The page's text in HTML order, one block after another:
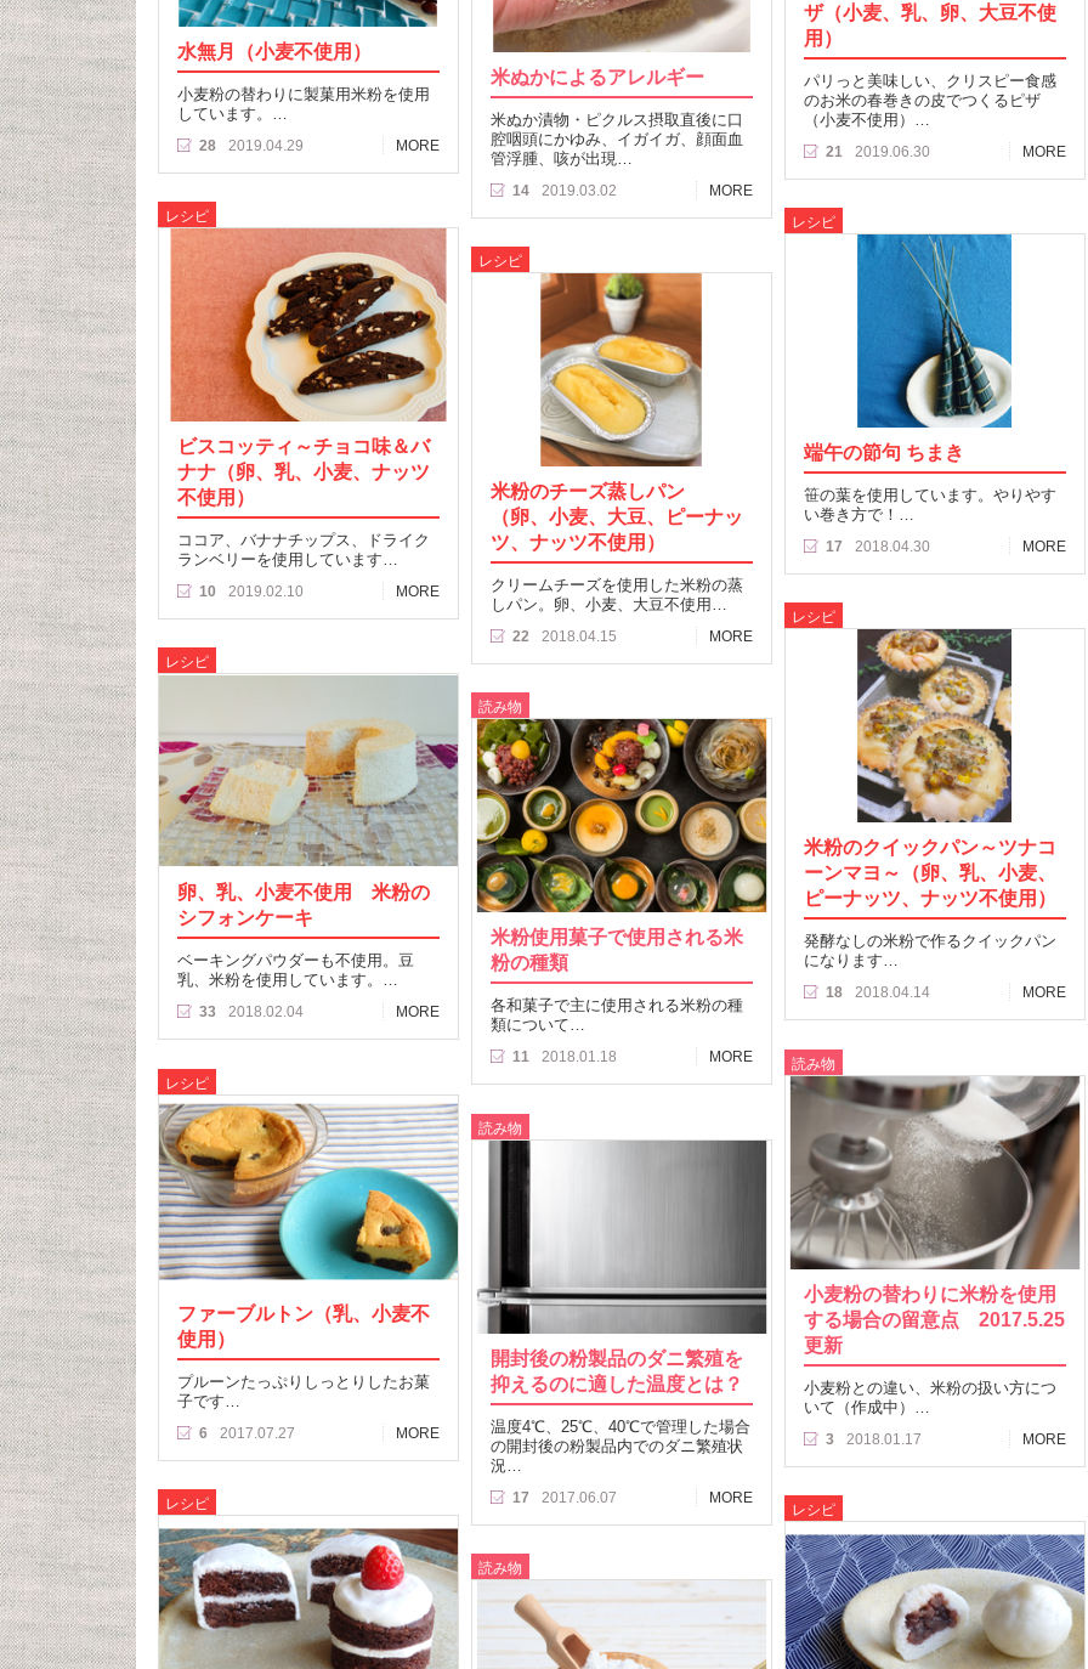
ザ（小麦、乳、卵、大豆不使
用）
パリっと美味しい、クリスピー食感
のお米の春巻きの皮でつくるピザ
（小麦不使用）…
21 2019.06.30 MORE
水無月（小麦不使用）
小麦粉の替わりに製菓用米粉を使用
しています。…
28 2019.04.29 MORE
米ぬかによるアレルギー
米ぬか漬物・ピクルス摂取直後に口
腔咽頭にかゆみ、イガイガ、顔面血
管浮腫、咳が出現…
14 2019.03.02
MORE
レシピ
ビスコッティ～チョコ味＆バ
ナナ（卵、乳、小麦、ナッツ
不使用）
ココア、バナナチップス、ドライク
ランベリーを使用しています…
10 2019.02.10 MORE
レシピ
端午の節句 ちまき
笹の葉を使用しています。やりやす
い巻き方で！…
17 2018.04.30 MORE
レシピ
米粉のチーズ蒸しパン
（卵、小麦、大豆、ピーナッ
ツ、ナッツ不使用）
クリームチーズを使用した米粉の蒸
しパン。卵、小麦、大豆不使用…
22 2018.04.15 MORE
レシピ
米粉のクイックパン～ツナコ
ーンマヨ～（卵、乳、小麦、
ピーナッツ、ナッツ不使用）
発酵なしの米粉で作るクイックパン
になります…
18 2018.04.14 MORE
レシピ
卵、乳、小麦不使用 米粉の
シフォンケーキ
ベーキングパウダーも不使用。豆
乳、米粉を使用しています。…
33 2018.02.04 MORE
読み物
米粉使用菓子で使用される米
粉の種類
各和菓子で主に使用される米粉の種
類について…
11 2018.01.18 MORE 読み物
小麦粉の替わりに米粉を使用
する場合の留意点 2017.5.25
更新
小麦粉との違い、米粉の扱い方につ
いて（作成中）…
3 2018.01.17 MORE
レシピ
ファーブルトン（乳、小麦不
使用）
プルーンたっぷりしっとりしたお菓
子です…
6 2017.07.27 MORE
読み物
開封後の粉製品のダニ繁殖を
抑えるのに適した温度とは？
温度4℃、25℃、40℃で管理した場合
の開封後の粉製品内でのダニ繁殖状
況…
17 2017.06.07 MORE
レシピ レシピ
読み物